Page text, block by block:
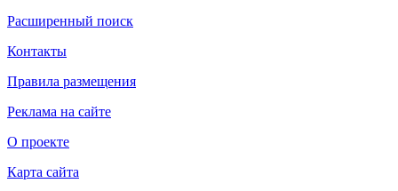
Расширенный поиск
Контакты
Правила размещения
Реклама на сайте
О проекте
Карта сайта